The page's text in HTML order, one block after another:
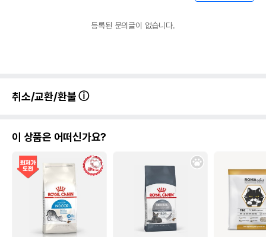
등록된 문의글이 없습니다.
취소/교환/환불
이 상품은 어떠신가요?